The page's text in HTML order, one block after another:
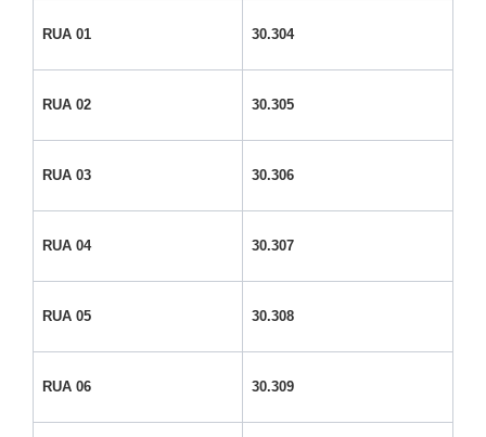
RUA 01 30.304
RUA 02 30.305
RUA 03 30.306
RUA 04 30.307
RUA 05 30.308
RUA 06 30.309